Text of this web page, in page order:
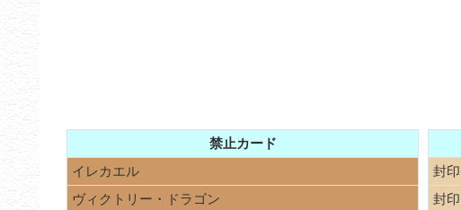
禁止カード
イレカエル
ヴィクトリー・ドラゴン
封
封